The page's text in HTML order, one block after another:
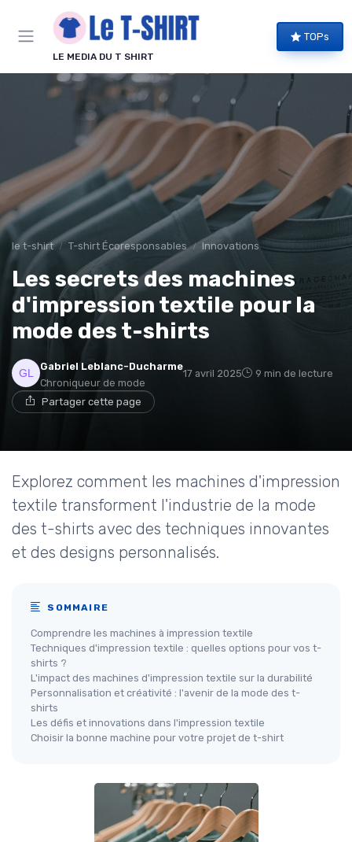
LE MEDIA DU T SHIRT
TOPs
le t-shirt T-shirt Écoresponsables Innovations
Les secrets des machines
d'impression textile pour la
mode des t-shirts
Gabriel Leblanc-Ducharme
Chroniqueur de mode
17 avril 2025 9 min de lecture
Partager cette page
Explorez comment les machines d'impression
textile transforment l'industrie de la mode
des t-shirts avec des techniques innovantes
et des designs personnalisés.
SOMMAIRE
Comprendre les machines à impression textile
Techniques d'impression textile : quelles options pour vos t-
shirts ?
L'impact des machines d'impression textile sur la durabilité
Personnalisation et créativité : l'avenir de la mode des t-
shirts
Les défis et innovations dans l'impression textile
Choisir la bonne machine pour votre projet de t-shirt
Panneau de gestion des cookies